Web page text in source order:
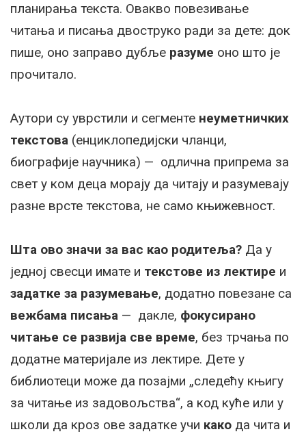
планирања текста. Овакво повезивање
читања и писања двоструко ради за дете: док
пише, оно заправо дубље разуме оно што је
прочитало.
Аутори су уврстили и сегменте неуметничких
текстова (енциклопедијски чланци,
биографије научника) — одлична припрема за
свет у ком деца морају да читају и разумевају
разне врсте текстова, не само књижевност.
Шта ово значи за вас као родитеља? Да у
једној свесци имате и текстове из лектире и
задатке за разумевање, додатно повезане са
вежбама писања — дакле, фокусирано
читање се развија све време, без трчања по
додатне материјале из лектире. Дете у
библиотеци може да позајми „следећу књигу
за читање из задовољства“, а код куће или у
школи да кроз ове задатке учи како да чита и